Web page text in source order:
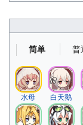
简单 普
水母 白天鹅